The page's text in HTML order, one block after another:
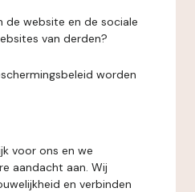
de website en de sociale
van derden?
worden
voor ons en we
aandacht aan. Wij
en verbinden